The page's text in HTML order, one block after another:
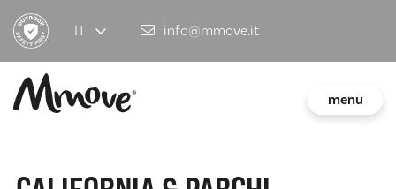
IT info@mmove.it
menu